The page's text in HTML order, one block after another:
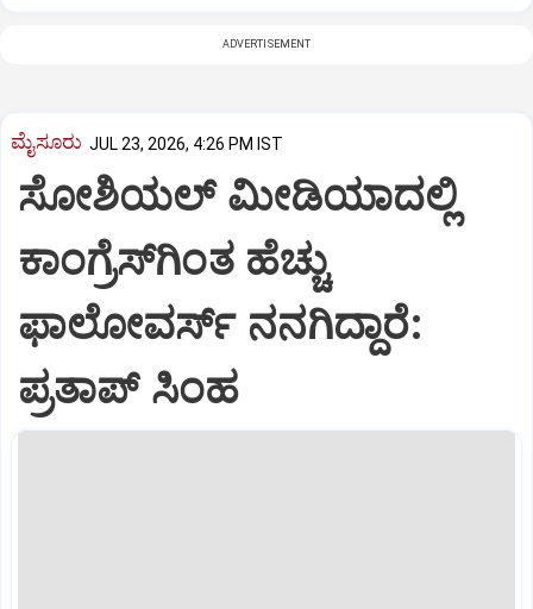
ADVERTISEMENT
ಮೈಸೂರು JUL 23, 2026, 4:26 PM IST
ಸೋಶಿಯಲ್‌ ಮೀಡಿಯಾದಲ್ಲಿ
ಕಾಂಗ್ರೆಸ್‌ಗಿಂತ ಹೆಚ್ಚು
ಫಾಲೋವರ್ಸ್‌ ನನಗಿದ್ದಾರೆ:
ಪ್ರತಾಪ್‌ ಸಿಂಹ